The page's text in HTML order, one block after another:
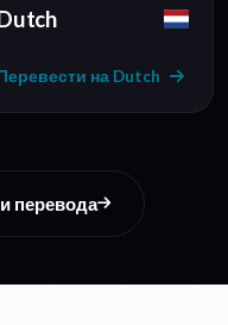
на Dutch
перевода